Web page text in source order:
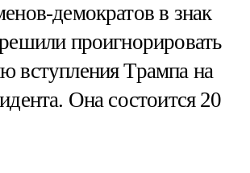
демократов в знак
проигнорировать
вступления Трампа на
Она состоится 20